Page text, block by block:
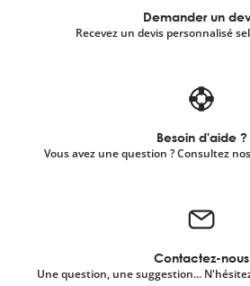
Demander un
Recevez un devis personnalisé
Besoin d'aide ?
Vous avez une question ? Consultez
Contactez-nous
Une question, une suggestion...